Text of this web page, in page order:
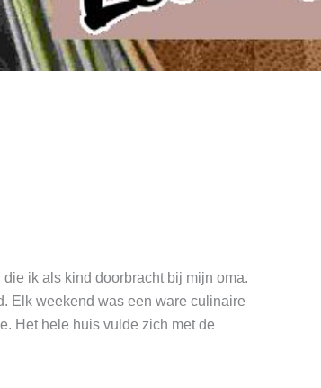
ik als kind doorbracht bij mijn oma.
Elk weekend was een ware culinaire
Het hele huis vulde zich met de